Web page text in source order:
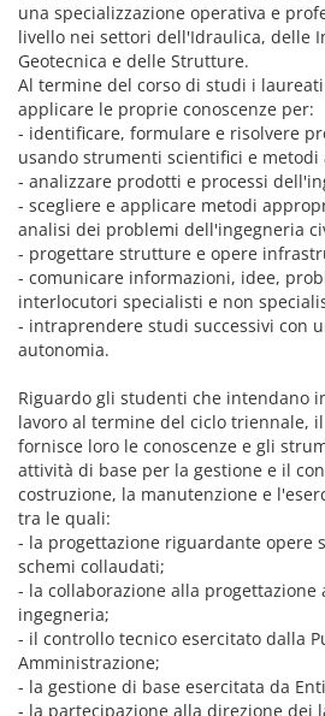
una specializzazione operativa e
livello nei settori dell'Idraulica, delle
Geotecnica e delle Strutture.
Al termine del corso di studi i
applicare le proprie conoscenze per:
- identificare, formulare e risolvere
usando strumenti scientifici e
- analizzare prodotti e processi
- scegliere e applicare metodi
analisi dei problemi dell'ingegneria
- progettare strutture e opere
- comunicare informazioni, idee,
interlocutori specialisti e non
- intraprendere studi successivi con
autonomia.
Riguardo gli studenti che intendano
lavoro al termine del ciclo triennale,
fornisce loro le conoscenze e gli
attività di base per la gestione e il
costruzione, la manutenzione e
tra le quali:
- la progettazione riguardante opere
schemi collaudati;
- la collaborazione alla
ingegneria;
- il controllo tecnico esercitato dalla
Amministrazione;
- la gestione di base esercitata da
- la partecipazione alla direzione dei